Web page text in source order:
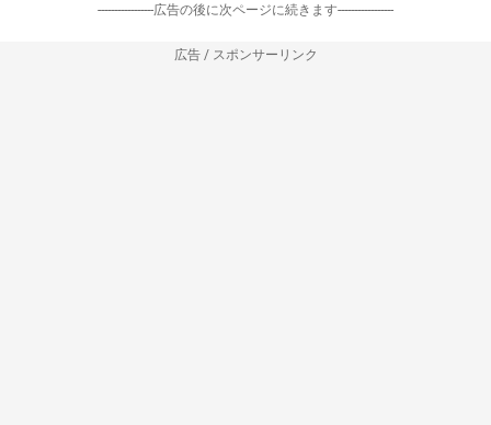
-----------------広告の後に次ページに続きます-----------------
広告 / スポンサーリンク